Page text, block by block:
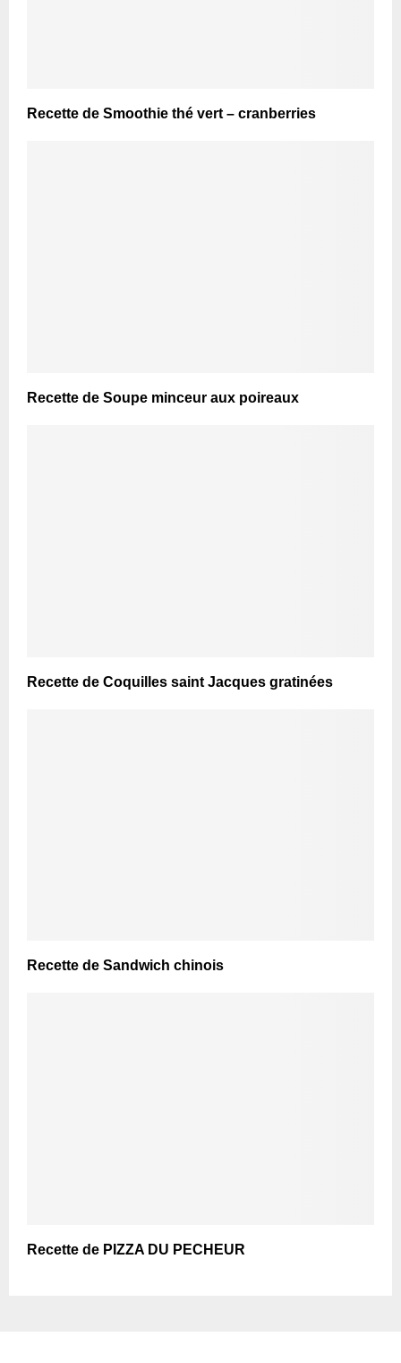
Recette de Smoothie thé vert – cranberries
Recette de Soupe minceur aux poireaux
Recette de Coquilles saint Jacques gratinées
Recette de Sandwich chinois
Recette de PIZZA DU PECHEUR